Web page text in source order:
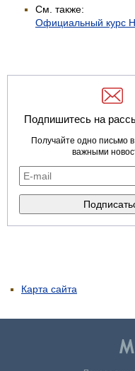
См. также:
Официальный курс
Подпишитесь на
Получайте одно письмо
важными
Карта сайта